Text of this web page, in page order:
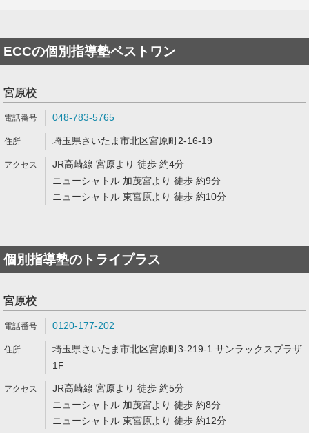
ECCの個別指導塾ベストワン
宮原校
048-783-5765
埼玉県さいたま市北区宮原町2-16-19
JR高崎線 宮原より 徒歩 約4分
ニューシャトル 加茂宮より 徒歩 約9分
ニューシャトル 東宮原より 徒歩 約10分
個別指導塾のトライプラス
宮原校
0120-177-202
埼玉県さいたま市北区宮原町3-219-1 サンラックスプラザ
1F
JR高崎線 宮原より 徒歩 約5分
ニューシャトル 加茂宮より 徒歩 約8分
ニューシャトル 東宮原より 徒歩 約12分